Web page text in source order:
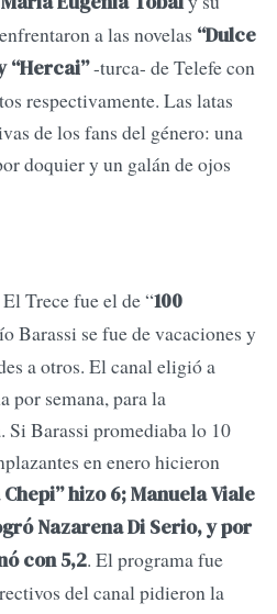
a las novelas “Dulce
“Hercai”-turca- de Telefe con
respectivamente. Las latas
de los fans del género: una
doquier y un galán de ojos
Trece fue el de “100
Barassi se fue de vacaciones y
a otros. El canal eligió a
por semana, para la
Si Barassi promediaba lo 10
en enero hicieron
Chepi” hizo 6; Manuela Viale
Nazarena Di Serio, y por
con 5,2. El programa fue
del canal pidieron la